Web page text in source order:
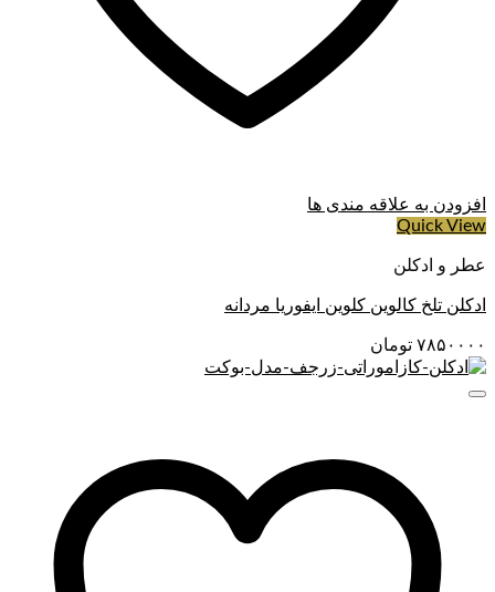
افزودن به علاقه مندی ها
Quick View
عطر و ادکلن
ادکلن تلخ کالوین کلوین ایفوریا مردانه
۷۸۵۰۰۰۰ تومان